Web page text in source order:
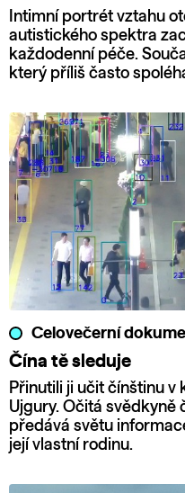
Intimní portrét vztahu
autistického spektra
každodenní péče.
který příliš často
Celovečerní
Čína tě sleduje
Přinutili ji učit čínštinu
Ujgury. Očitá svědkyně
předává světu
její vlastní rodinu.